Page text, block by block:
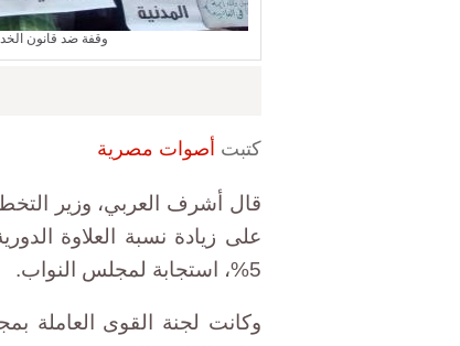
وقفة ضد قانون الخدمة المدنية
كتبت أصوات مصرية
قال أشرف العربي، وزير
5%، استجابة لمجلس النواب.
وكانت لجنة القوى العاملة